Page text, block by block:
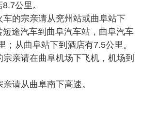
公里。
车的宗亲请从兖州站或曲阜站下
短途汽车到曲阜汽车站，曲阜汽车
；从曲阜站下到酒店有7.5公里。
宗亲请在曲阜机场下飞机，机场到
请从曲阜南下高速。